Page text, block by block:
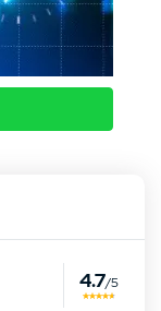
4.7/5